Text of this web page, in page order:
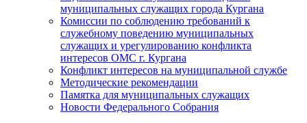
муниципальных служащих города Кургана
Комиссии по соблюдению требований к
служебному поведению муниципальных
служащих и урегулированию конфликта
интересов ОМС г. Кургана
Конфликт интересов на муниципальной службе
Методические рекомендации
Памятка для муниципальных служащих
Новости Федерального Cобрания